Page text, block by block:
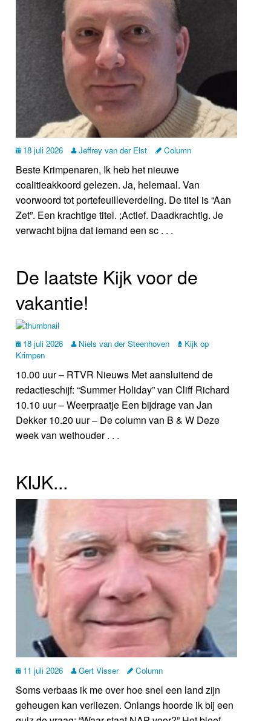
18 juli 2026 Jeffrey van der Elst Column
Beste Krimpenaren, Ik heb het nieuwe
coalitieakkoord gelezen. Ja, helemaal. Van
voorwoord tot portefeuilleverdeling. De titel is “Aan
Zet”. Een krachtige titel. ;Actief. Daadkrachtig. Je
verwacht bijna dat iemand een sc . . .
De laatste Kijk voor de
vakantie!
18 juli 2026 Niels van der Steenhoven
Kijk op
Krimpen
10.00 uur – RTVR Nieuws Met aansluitend de
redactieschijf: “Summer Holiday” van Cliff Richard
10.10 uur – Weerpraatje Een bijdrage van Jan
Dekker 10.20 uur – De column van B & W Deze
week van wethouder . . .
KIJK...
11 juli 2026 Gert Visser Column
Soms verbaas ik me over hoe snel een land zijn
geheugen kan verliezen. Onlangs hoorde ik bij een